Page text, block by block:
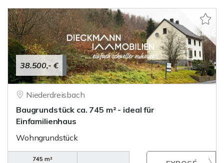
38.500,- €
Niederdreisbach
Baugrundstück ca. 745 m² - ideal für
Einfamilienhaus
Wohngrundstück
745 m²